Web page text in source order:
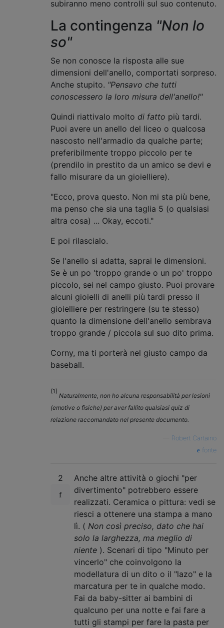
subiranno meno controlli sul suo contenuto.
La contingenza "Non lo
so"
Se non conosce la risposta alle sue
dimensioni dell'anello, comportati sorpreso.
Anche stupito. "Pensavo che tutti
conoscessero la loro misura dell'anello!"
Quindi riattivalo molto di fatto più tardi.
Puoi avere un anello del liceo o qualcosa
nascosto nell'armadio da qualche parte;
preferibilmente troppo piccolo per te
(prendilo in prestito da un amico se devi e
fallo misurare da un gioielliere).
"Ecco, prova questo. Non mi sta più bene,
ma penso che sia una taglia 5 (o qualsiasi
altra cosa) ... Okay, eccoti."
E poi rilascialo.
Se l'anello si adatta, saprai le dimensioni.
Se è un po 'troppo grande o un po' troppo
piccolo, sei nel campo giusto. Puoi provare
alcuni gioielli di anelli più tardi presso il
gioielliere per restringere (su te stesso)
quanto la dimensione dell'anello sembrava
troppo grande / piccola sul suo dito prima.
Corny, ma ti porterà nel giusto campo da
baseball.
(1)
Naturalmente, non ho alcuna responsabilità per lesioni
(emotive o fisiche) per aver fallito qualsiasi quiz di
relazione raccomandato nel presente documento.
Robert Cartaino
fonte
2
Anche altre attività o giochi "per
divertimento" potrebbero essere
realizzati. Ceramica o pittura: vedi se
riesci a ottenere una stampa a mano
lì. ( Non così preciso, dato che hai
solo la larghezza, ma meglio di
niente ). Scenari di tipo "Minuto per
vincerlo" che coinvolgono la
modellatura di un dito o il "lazo" e la
marcatura per te in qualche modo.
Fai da baby-sitter ai bambini di
qualcuno per una notte e fai fare a
tutti gli stampi per fare la pasta per